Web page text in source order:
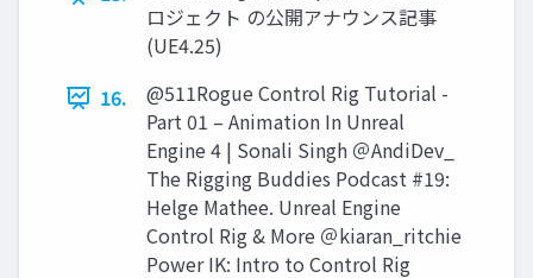
ロジェクト の公開アナウンス記事
(UE4.25)
16.
@511Rogue Control Rig Tutorial -
Part 01 – Animation In Unreal
Engine 4 | Sonali Singh ＠AndiDev_
The Rigging Buddies Podcast #19:
Helge Mathee. Unreal Engine
Control Rig & More ＠kiaran_ritchie
Power IK: Intro to Control Rig